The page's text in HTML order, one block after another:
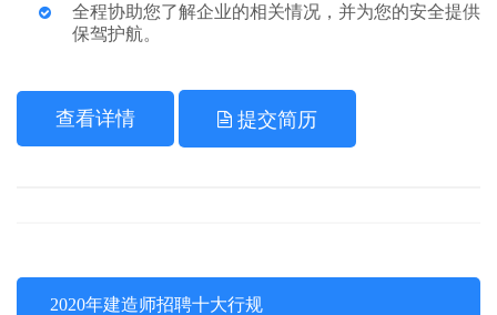
全程协助您了解企业的相关情况，并为您的安全提供
保驾护航。
查看详情 提交简历
2020年建造师招聘十大行规